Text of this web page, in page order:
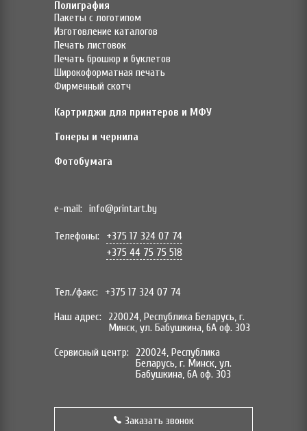
Полиграфия
Пакеты с логотипом
Изготовление каталогов
Печать листовок
Печать брошюр и буклетов
Широкоформатная печать
Фирменный скотч
Картриджи для принтеров и МФУ
Тонеры и чернила
Фотобумага
e-mail: info@printart.by
Телефоны:
+375 17 324 07 74
+375 44 75 75 518
Тел./факс:
+375 17 324 07 74
Наш адрес:
220024, Республика Беларусь, г.
Минск, ул. Бабушкина, 6А оф. 303
Сервисный центр:
220024, Республика
Беларусь, г. Минск, ул.
Бабушкина, 6А оф. 303
Заказать звонок